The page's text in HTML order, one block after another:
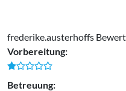
frederike.austerhoffs
Vorbereitung:
Betreuung: